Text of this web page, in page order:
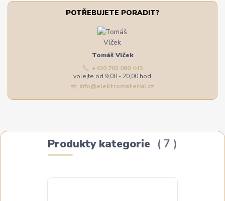
POTŘEBUJETE PORADIT?
Tomáš Vlček
+420 702 090 443
volejte od 9,00 - 20,00 hod
info@elektromaterial.cz
Produkty kategorie 7